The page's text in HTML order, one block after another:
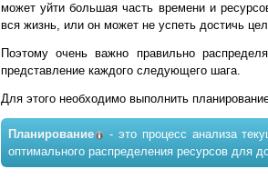
может уйти большая часть времени и
вся жизнь, или он может не успеть достичь
Поэтому очень важно правильно
представление каждого следующего шага.
Для этого необходимо выполнить
Планирование
- это процесс анализа
оптимального распределения ресурсов для